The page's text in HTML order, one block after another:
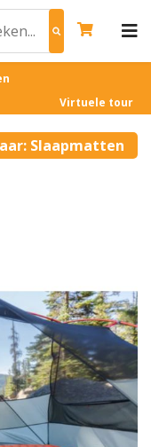
Virtuele tour
Slaapmatten